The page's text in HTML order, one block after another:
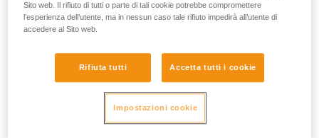
Fascio luminoso perfettamente omogeneo: niente macchie
Sito web. Il rifiuto di tutti o parte di tali cookie potrebbe compromettere
l’esperienza dell’utente, ma in nessun caso tale rifiuto impedirà all’utente di
accedere al Sito web.
Rifiuta tutti Accetta tutti i cookie
Impostazioni cookie